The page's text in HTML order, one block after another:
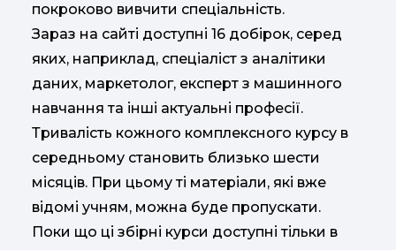
покроково вивчити спеціальність.
Зараз на сайті доступні 16 добірок, серед
яких, наприклад, спеціаліст з аналітики
даних, маркетолог, експерт з машинного
навчання та інші актуальні професії.
Тривалість кожного комплексного курсу в
середньому становить близько шести
місяців. При цьому ті матеріали, які вже
відомі учням, можна буде пропускати.
Поки що ці збірні курси доступні тільки в